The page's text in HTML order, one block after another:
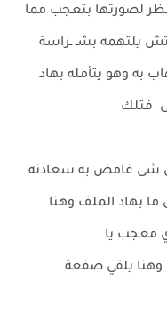
لصورتها بتعجب مما
يلتهمه بشـ ـراسة
به وهو يتأمله بهاد
فتلك
شى غامض به سعادته
ما بهاد الملف وهنا
معجب يا
ندل وهنا يلقي صفعة